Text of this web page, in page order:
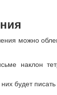
можно
наклон
будет